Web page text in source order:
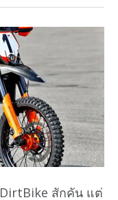
สักคัน แต่